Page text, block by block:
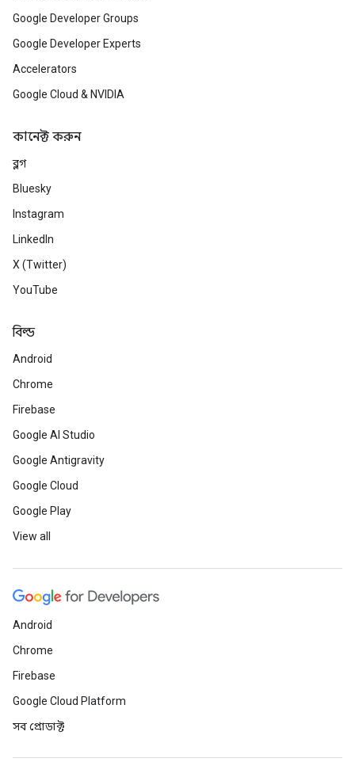
Google Developer Groups
Google Developer Experts
Accelerators
Google Cloud & NVIDIA
কানেক্ট করুন
ব্লগ
Bluesky
Instagram
LinkedIn
X (Twitter)
YouTube
বিল্ড
Android
Chrome
Firebase
Google AI Studio
Google Antigravity
Google Cloud
Google Play
View all
Android
Chrome
Firebase
Google Cloud Platform
সব প্রোডাক্ট